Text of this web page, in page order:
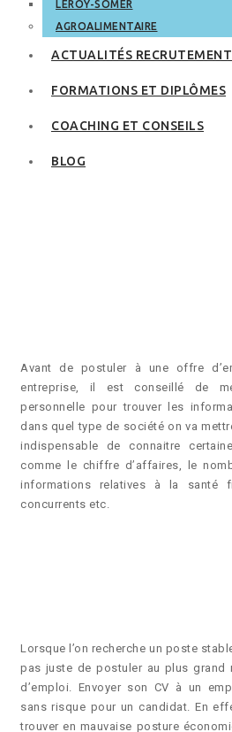
LEROY-SOMER
AGROALIMENTAIRE
ACTUALITÉS
FORMATIONS ET DIPLÔMES
COACHING ET CONSEILS
BLOG
Avant de postuler à une offre
entreprise, il est conseillé de
personnelle pour trouver les
dans quel type de société on va
indispensable de connaitre
comme le chiffre d’affaires, le
informations relatives à la santé
concurrents etc.
Lorsque l’on recherche un poste
pas juste de postuler au plus grand
d’emploi. Envoyer son CV à un
sans risque pour un candidat. En
trouver en mauvaise posture